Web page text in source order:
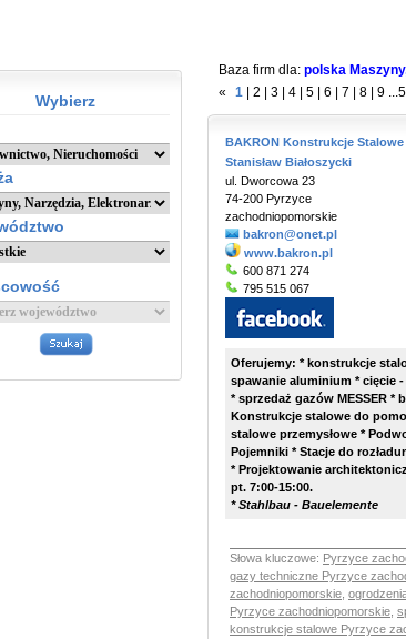
Wybierz
Baza firm dla: polska
«
1 2 3 4 5 6 7 8 9 ...
BAKRON Konstrukcje
Stanisław Białoszycki
ul. Dworcowa 23
74-200 Pyrzyce
zachodniopomorskie
bakron@onet.pl
www.bakron.pl
600 871 274
795 515 067
Oferujemy: * konstrukcje
spawanie aluminium * cięcie
* sprzedaż gazów MESSER
Konstrukcje stalowe do
stalowe przemysłowe *
Pojemniki * Stacje do
* Projektowanie
pt. 7:00-15:00.
* Stahlbau - Bauelemente
Słowa kluczowe: Pyrzyce
gazy techniczne Pyrzyce
zachodniopomorskie
Pyrzyce zachodniopomorskie
konstrukcje stalowe Pyrzyce